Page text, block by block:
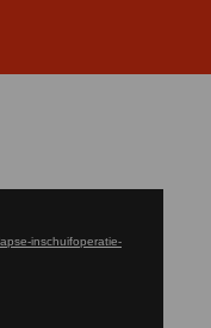
inschuifoperatie-